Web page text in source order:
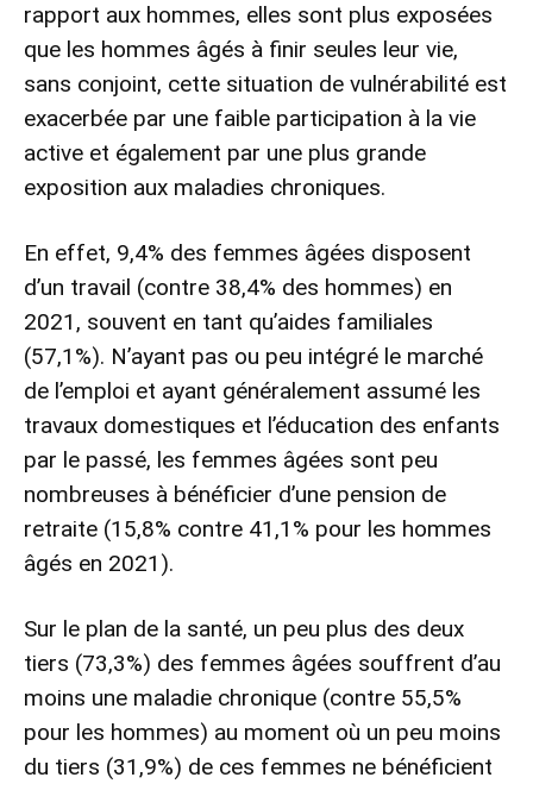
rapport aux hommes, elles sont plus exposées
que les hommes âgés à finir seules leur vie,
sans conjoint, cette situation de vulnérabilité est
exacerbée par une faible participation à la vie
active et également par une plus grande
exposition aux maladies chroniques.
En effet, 9,4% des femmes âgées disposent
d’un travail (contre 38,4% des hommes) en
2021, souvent en tant qu’aides familiales
(57,1%). N’ayant pas ou peu intégré le marché
de l’emploi et ayant généralement assumé les
travaux domestiques et l’éducation des enfants
par le passé, les femmes âgées sont peu
nombreuses à bénéficier d’une pension de
retraite (15,8% contre 41,1% pour les hommes
âgés en 2021).
Sur le plan de la santé, un peu plus des deux
tiers (73,3%) des femmes âgées souffrent d’au
moins une maladie chronique (contre 55,5%
pour les hommes) au moment où un peu moins
du tiers (31,9%) de ces femmes ne bénéficient